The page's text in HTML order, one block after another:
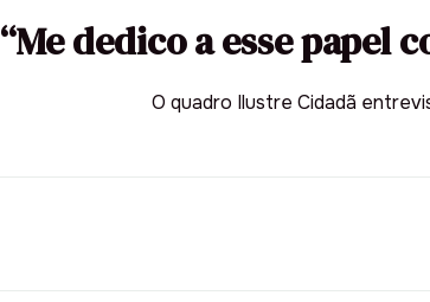
“Me dedico a esse papel
O quadro Ilustre Cidadã